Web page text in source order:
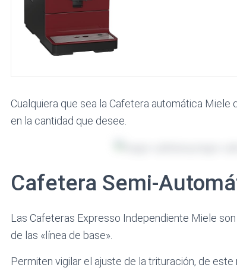
Cualquiera que sea la Cafetera automática
en la cantidad que desee.
Cafetera Semi-
Las Cafeteras Expresso Independiente Miele
de las «línea de base».
Permiten vigilar el ajuste de la trituración, de